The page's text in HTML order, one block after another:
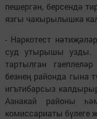
пешергән, берсендә
язгы чакырылышка
- Наркотест
суд утырышы узды.
тартылган
безнең районда гына
игътибарсыз
Азнакай районы
комиссариаты бүлеге